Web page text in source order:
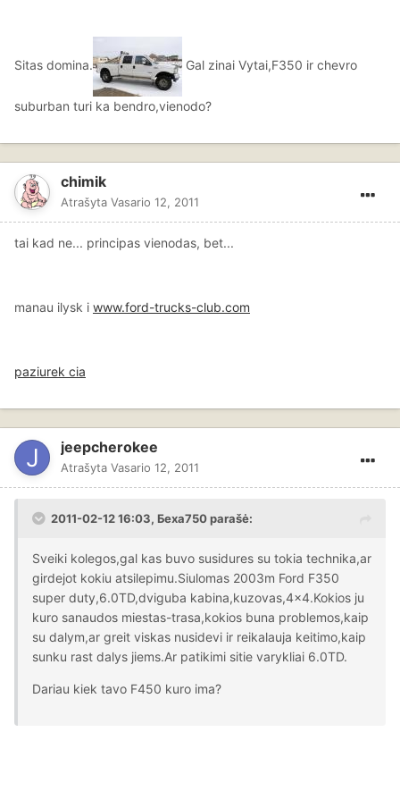
Sitas domina. Gal zinai Vytai,F350 ir chevro
suburban turi ka bendro,vienodo?
chimik
Atrašyta Vasario 12, 2011
tai kad ne... principas vienodas, bet...
manau ilysk i www.ford-trucks-club.com
paziurek cia
jeepcherokee
Atrašyta Vasario 12, 2011
2011-02-12 16:03, Беха750 parašė:
Sveiki kolegos,gal kas buvo susidures su tokia technika,ar
girdejot kokiu atsilepimu.Siulomas 2003m Ford F350
super duty,6.0TD,dviguba kabina,kuzovas,4x4.Kokios ju
kuro sanaudos miestas-trasa,kokios buna problemos,kaip
su dalym,ar greit viskas nusidevi ir reikalauja keitimo,kaip
sunku rast dalys jiems.Ar patikimi sitie varykliai 6.0TD.
Dariau kiek tavo F450 kuro ima?